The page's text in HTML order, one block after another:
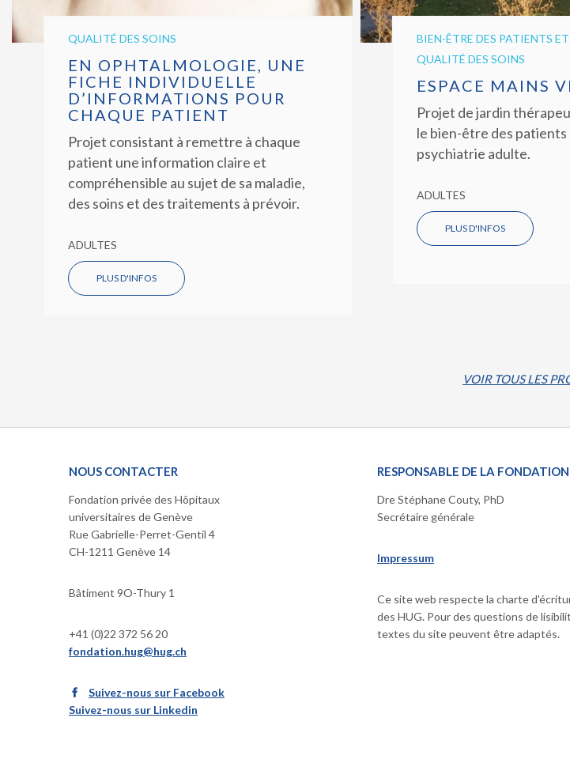
QUALITÉ DES SOINS
EN OPHTALMOLOGIE, UNE
FICHE INDIVIDUELLE
D’INFORMATIONS POUR
CHAQUE PATIENT
Projet consistant à remettre à chaque
patient une information claire et
compréhensible au sujet de sa maladie,
des soins et des traitements à prévoir.
ADULTES
PLUS D'INFOS
BIEN-ÊTRE DES PATIENTS
QUALITÉ DES SOINS
ESPACE MAINS
Projet de jardin
le bien-être des patients
psychiatrie adulte.
ADULTES
PLUS D'INFOS
VOIR TOUS LES
NOUS CONTACTER
Fondation privée des Hôpitaux
universitaires de Genève
Rue Gabrielle-Perret-Gentil 4
CH-1211 Genève 14
Bâtiment 9O-Thury 1
+41 (0)22 372 56 20
fondation.hug@hug.ch
Suivez-nous sur Facebook
Suivez-nous sur Linkedin
RESPONSABLE DE LA FONDATION
Dre Stéphane Couty, PhD
Secrétaire générale
Impressum
Ce site web respecte la charte
des HUG. Pour des questions de
textes du site peuvent être adaptés.